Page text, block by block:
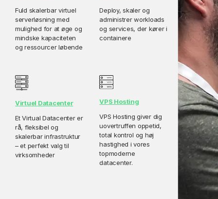
Fuld skalerbar virtuel
serverløsning med
mulighed for at øge og
mindske kapaciteten
og ressourcer løbende
Deploy, skaler og
administrer workloads
og services, der kører i
containere
Virtuel Datacenter
Et Virtual Datacenter er
rå, fleksibel og
skalerbar infrastruktur
– et perfekt valg til
virksomheder
VPS Hosting
VPS Hosting giver dig
uovertruffen oppetid,
total kontrol og høj
hastighed i vores
topmoderne
datacenter.